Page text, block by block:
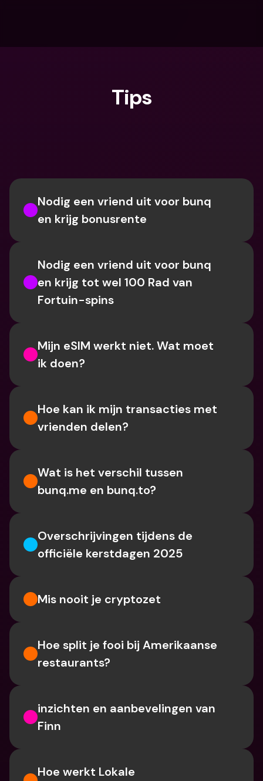
Tips
Nodig een vriend uit voor bunq
en krijg bonusrente
Nodig een vriend uit voor bunq
en krijg tot wel 100 Rad van
Fortuin-spins
Mijn eSIM werkt niet. Wat moet
ik doen?
Hoe kan ik mijn transacties met
vrienden delen?
Wat is het verschil tussen
bunq.me en bunq.to?
Overschrijvingen tijdens de
officiële kerstdagen 2025
Mis nooit je cryptozet
Hoe split je fooi bij Amerikaanse
restaurants?
inzichten en aanbevelingen van
Finn
Hoe werkt Lokale